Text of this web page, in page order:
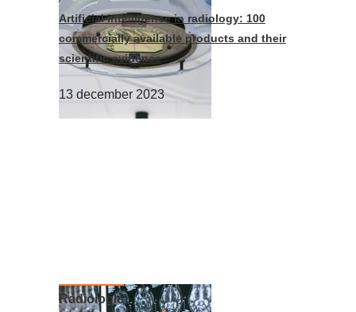
Artificial intelligence in radiology: 100
commercially available products and their
scientific evidence
13 december 2023
Radiologie